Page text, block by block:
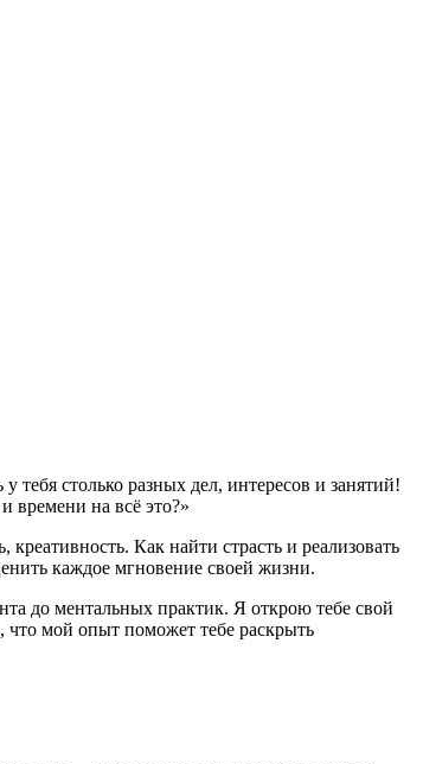
столько разных дел, интересов и занятий!
времени на всё это?»
Как найти страсть и реализовать
каждое мгновение своей жизни.
до ментальных практик. Я открою тебе свой
что мой опыт поможет тебе раскрыть